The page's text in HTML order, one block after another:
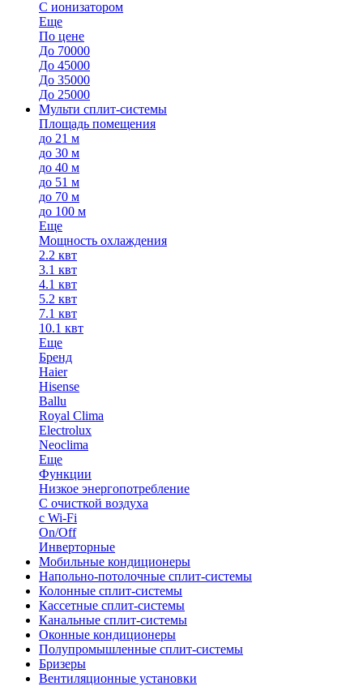
С ионизатором
Еще
По цене
До 70000
До 45000
До 35000
До 25000
Мульти сплит-системы
Площадь помещения
до 21 м
до 30 м
до 40 м
до 51 м
до 70 м
до 100 м
Еще
Мощность охлаждения
2.2 квт
3.1 квт
4.1 квт
5.2 квт
7.1 квт
10.1 квт
Еще
Бренд
Haier
Hisense
Ballu
Royal Clima
Electrolux
Neoclima
Еще
Функции
Низкое энергопотребление
С очисткой воздуха
с Wi-Fi
On/Off
Инверторные
Мобильные кондиционеры
Напольно-потолоч​ные ​сплит-системы
Колонные ​​сплит-системы
Кассетные сплит-системы
Канальные сплит-системы
Оконные кондиционеры
Полупромышленные сплит-системы
Бризеры
Вентиляционные установки